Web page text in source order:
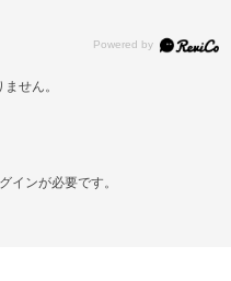
せん。
インが必要です。